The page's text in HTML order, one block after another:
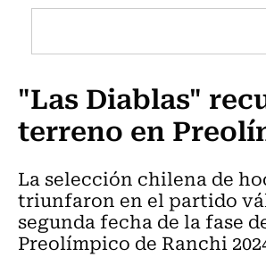
Cultura
Programas Radio y TV Usach
"Las Diablas"
terreno en
La selección chilena de
triunfaron en el partido
segunda fecha de la fase
Preolímpico de Ranchi